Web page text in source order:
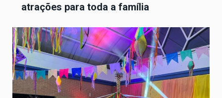
atrações para toda a família